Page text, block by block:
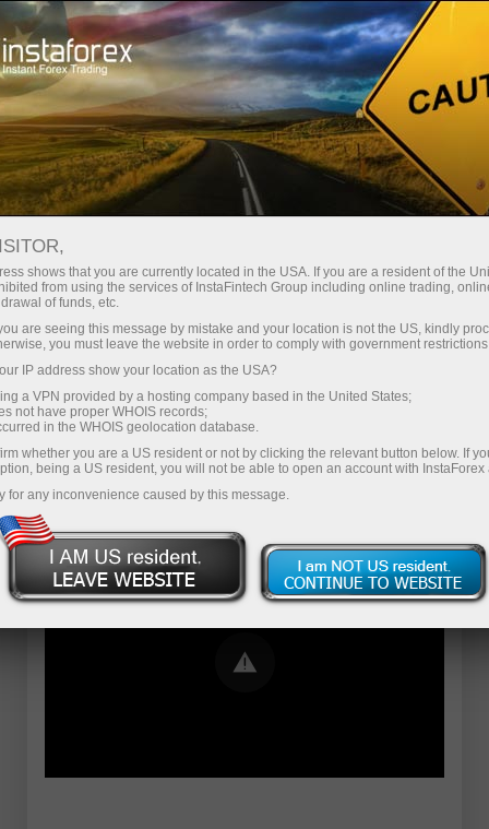
For Traders Forex Analytics
InstaForex TV
Forex TV News
Error loading YouTube: Video could not be
played
shows that you are currently located in the USA. If you are a resident of the
from using the services of InstaFintech Group including online trading,
of funds, etc.
are seeing this message by mistake and your location is not the US, kindly
you must leave the website in order to comply with government
IP address show your location as the USA?
a VPN provided by a hosting company based in the United States;
not have proper WHOIS records;
in the WHOIS geolocation database.
whether you are a US resident or not by clicking the relevant button below. If
being a US resident, you will not be able to open an account with InstaForex
for any inconvenience caused by this message.